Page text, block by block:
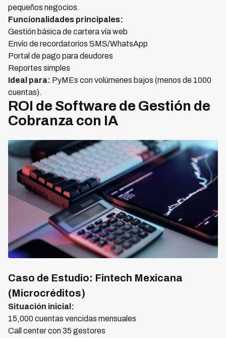
pequeños negocios.
Funcionalidades principales:
Gestión básica de cartera vía web
Envío de recordatorios SMS/WhatsApp
Portal de pago para deudores
Reportes simples
Ideal para: PyMEs con volúmenes bajos (menos de 1000
cuentas).
ROI de Software de Gestión de
Cobranza con IA
Caso de Estudio: Fintech Mexicana
(Microcréditos)
Situación inicial:
15,000 cuentas vencidas mensuales
Call center con 35 gestores